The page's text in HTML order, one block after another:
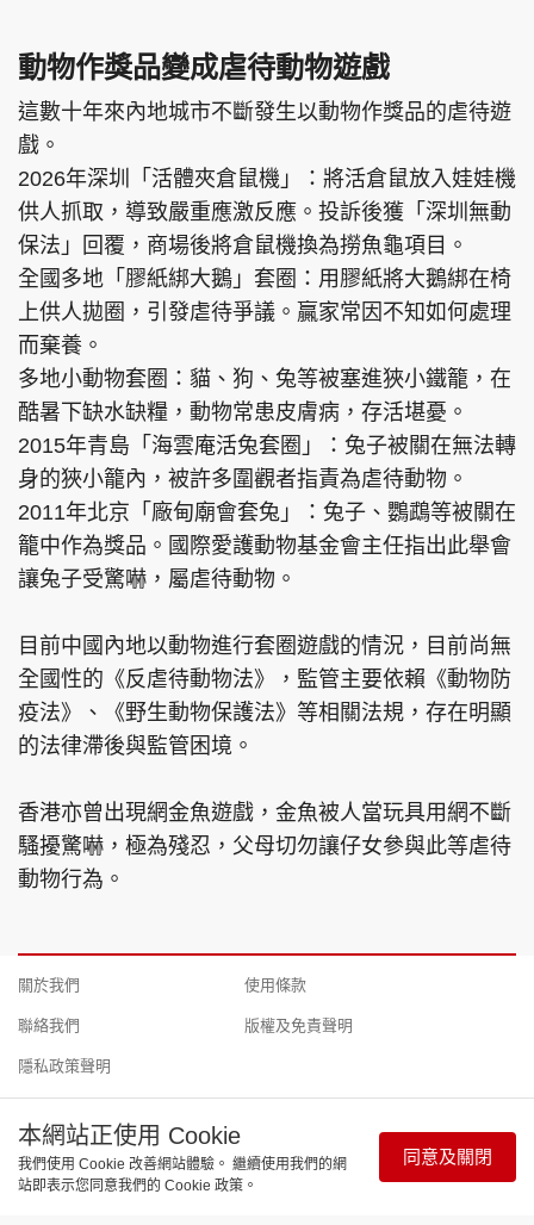
動物作獎品變成虐待動物遊戲
這數十年來內地城市不斷發生以動物作獎品的虐待遊
戲。
2026年深圳「活體夾倉鼠機」：將活倉鼠放入娃娃機
供人抓取，導致嚴重應激反應。投訴後獲「深圳無動
保法」回覆，商場後將倉鼠機換為撈魚龜項目。
全國多地「膠紙綁大鵝」套圈：用膠紙將大鵝綁在椅
上供人拋圈，引發虐待爭議。贏家常因不知如何處理
而棄養。
多地小動物套圈：貓、狗、兔等被塞進狹小鐵籠，在
酷暑下缺水缺糧，動物常患皮膚病，存活堪憂。
2015年青島「海雲庵活兔套圈」：兔子被關在無法轉
身的狹小籠內，被許多圍觀者指責為虐待動物。
2011年北京「廠甸廟會套兔」：兔子、鸚鵡等被關在
籠中作為獎品。國際愛護動物基金會主任指出此舉會
讓兔子受驚嚇，屬虐待動物。
目前中國內地以動物進行套圈遊戲的情況，目前尚無
全國性的《反虐待動物法》，監管主要依賴《動物防
疫法》、《野生動物保護法》等相關法規，存在明顯
的法律滯後與監管困境。
香港亦曾出現網金魚遊戲，金魚被人當玩具用網不斷
騷擾驚嚇，極為殘忍，父母切勿讓仔女參與此等虐待
動物行為。
關於我們
聯絡我們
隱私政策聲明
使用條款
版權及免責聲明
Copyright © 東周網 版權所有 . 不得轉載 ©Eastweek.com.hk. All
rights reserved.
本網站正使用 Cookie
我們使用 Cookie 改善網站體驗。 繼續使用我們的網
站即表示您同意我們的 Cookie 政策。
同意及關閉